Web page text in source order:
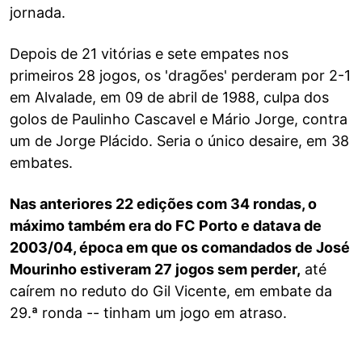
jornada.
Depois de 21 vitórias e sete empates nos
primeiros 28 jogos, os 'dragões' perderam por 2-1
em Alvalade, em 09 de abril de 1988, culpa dos
golos de Paulinho Cascavel e Mário Jorge, contra
um de Jorge Plácido. Seria o único desaire, em 38
embates.
Nas anteriores 22 edições com 34 rondas, o
máximo também era do FC Porto e datava de
2003/04, época em que os comandados de José
Mourinho estiveram 27 jogos sem perder, até
caírem no reduto do Gil Vicente, em embate da
29.ª ronda -- tinham um jogo em atraso.